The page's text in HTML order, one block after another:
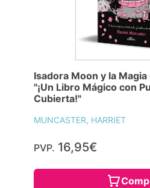
Isadora Moon y la
"¡Un Libro Mágico con
Cubierta!"
MUNCASTER, HARRIET
PVP. 16,95€